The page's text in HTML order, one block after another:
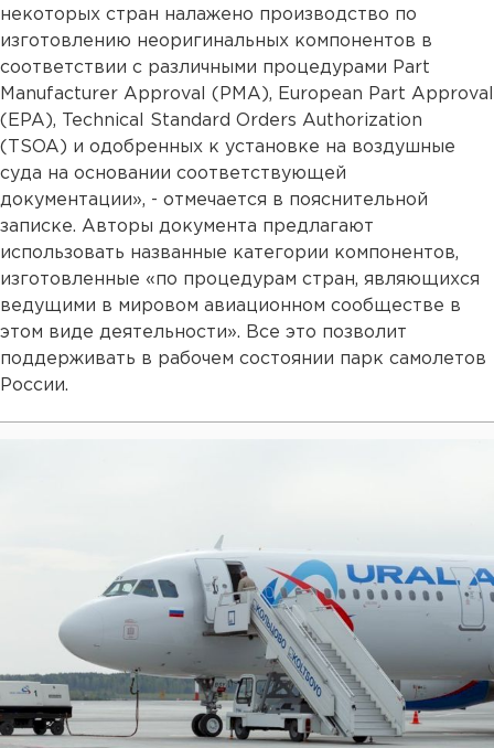
некоторых стран налажено производство по
изготовлению неоригинальных компонентов в
соответствии с различными процедурами Part
Manufacturer Approval (PMA), European Part Approval
(EPA), Technical Standard Orders Authorization
(TSOA) и одобренных к установке на воздушные
суда на основании соответствующей
документации», - отмечается в пояснительной
записке. Авторы документа предлагают
использовать названные категории компонентов,
изготовленные «по процедурам стран, являющихся
ведущими в мировом авиационном сообществе в
этом виде деятельности». Все это позволит
поддерживать в рабочем состоянии парк самолетов
России.